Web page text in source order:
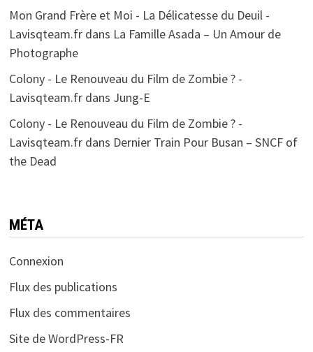
Mon Grand Frère et Moi - La Délicatesse du Deuil -
Lavisqteam.frdans La Famille Asada – Un Amour de
Photographe
Colony - Le Renouveau du Film de Zombie ? -
Lavisqteam.frdans Jung-E
Colony - Le Renouveau du Film de Zombie ? -
Lavisqteam.frdans Dernier Train Pour Busan – SNCF of
the Dead
MÉTA
Connexion
Flux des publications
Flux des commentaires
Site de WordPress-FR